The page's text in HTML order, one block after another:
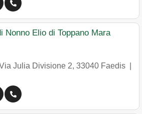
Nonno Elio di Toppano Mara
Julia Divisione 2, 33040 Faedis